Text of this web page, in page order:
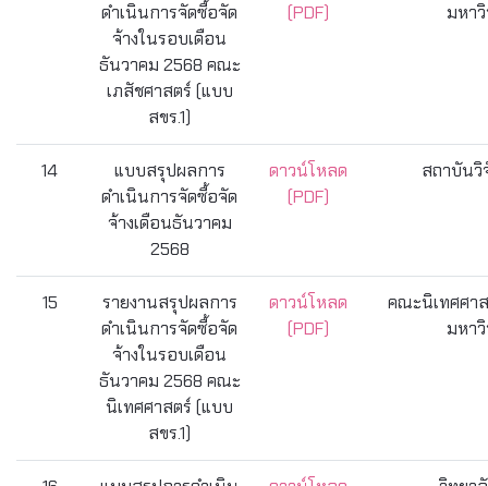
ดำเนินการจัดซื้อจัด
จ้างในรอบเดือน
ธันวาคม 2568 คณะ
เภสัชศาสตร์ (แบบ
สขร.1)
(PDF)
มหา
14
แบบสรุปผลการ
ดำเนินการจัดซื้อจัด
จ้างเดือนธันวาคม
2568
ดาวน์โหลด
(PDF)
สถาบันวิ
15
รายงานสรุปผลการ
ดำเนินการจัดซื้อจัด
จ้างในรอบเดือน
ธันวาคม 2568 คณะ
นิเทศศาสตร์ (แบบ
สขร.1)
ดาวน์โหลด
(PDF)
คณะนิเทศศา
มหา